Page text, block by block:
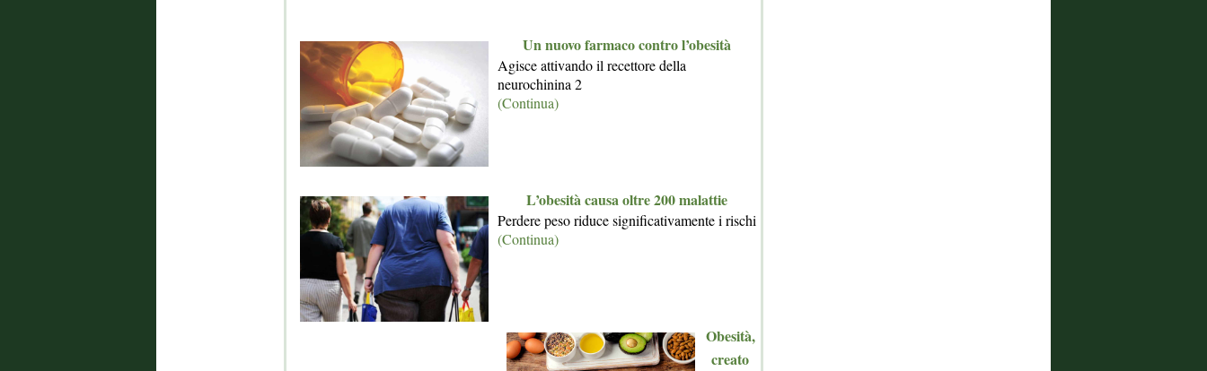
Un nuovo farmaco contro l’obesità
Agisce attivando il recettore della
neurochinina 2
(Continua)
L’obesità causa oltre 200 malattie
Perdere peso riduce significativamente i rischi
(Continua)
Obesità,
creato